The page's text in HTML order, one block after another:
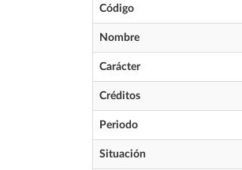
Código
Nombre
Carácter
Créditos
Periodo
Situación